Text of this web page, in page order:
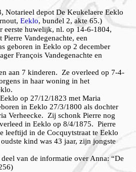
Notarieel depot De Keukelaere Eeklo
Eeklo, bundel 2, akte 65.)
eerste huwelijk, nl. op 14-6-1804,
Vandegenachte, een
geboren in Eeklo op 2 december
François Vandegenachte en
aan 7 kinderen. Ze overleed op 7-4-
in haar woning in het
op 27/12/1823 met Maria
in Eeklo 27/3/1800 als dochter
Verheecke. Zij schonk Pierre nog
in Eeklo op 8/4/1875. Pierre
leeftijd in de Cocquytstraat te Eeklo
kind was 43 jaar, zijn jongste
van de informatie over Anna: “De